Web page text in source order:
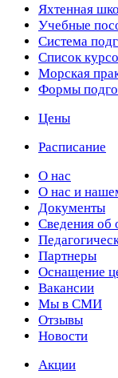
Яхтенная
Учебные
Cистема
Список
Морская
Формы
Цены
Расписание
О нас
О нас и
Документы
Сведения об
Партнеры
Оснащение
Вакансии
Мы в СМИ
Отзывы
Новости
Акции